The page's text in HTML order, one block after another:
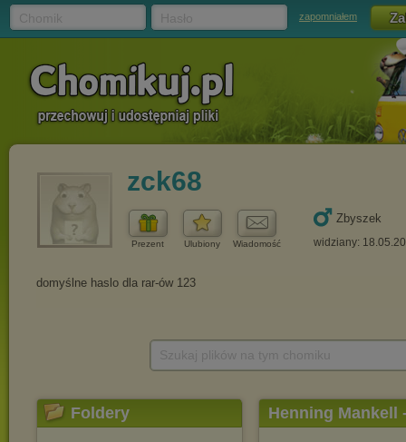
zapomniałem
zck68
Prezent Ulubiony Wiadomość
Zbyszek
widziany:
Foldery Henning Mankell